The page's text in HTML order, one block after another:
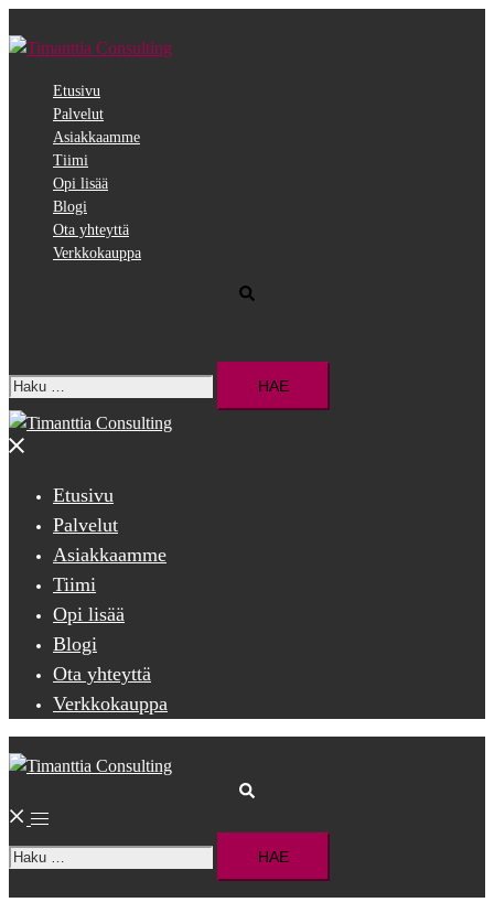
pääsisältöön
Etusivu
Palvelut
Asiakkaamme
Tiimi
Opi lisää
Blogi
Ota yhteyttä
Verkkokauppa
Haku:
Close
Etusivu
Palvelut
Asiakkaamme
Tiimi
Opi lisää
Blogi
Ota yhteyttä
Verkkokauppa
Toggle
menu
Haku: